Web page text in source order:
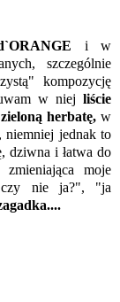
i w
szczególnie
kompozycję
w niej liście
herbatę, w
niemniej jednak to
dziwna i łatwa do
moje
czy nie ja?", "ja